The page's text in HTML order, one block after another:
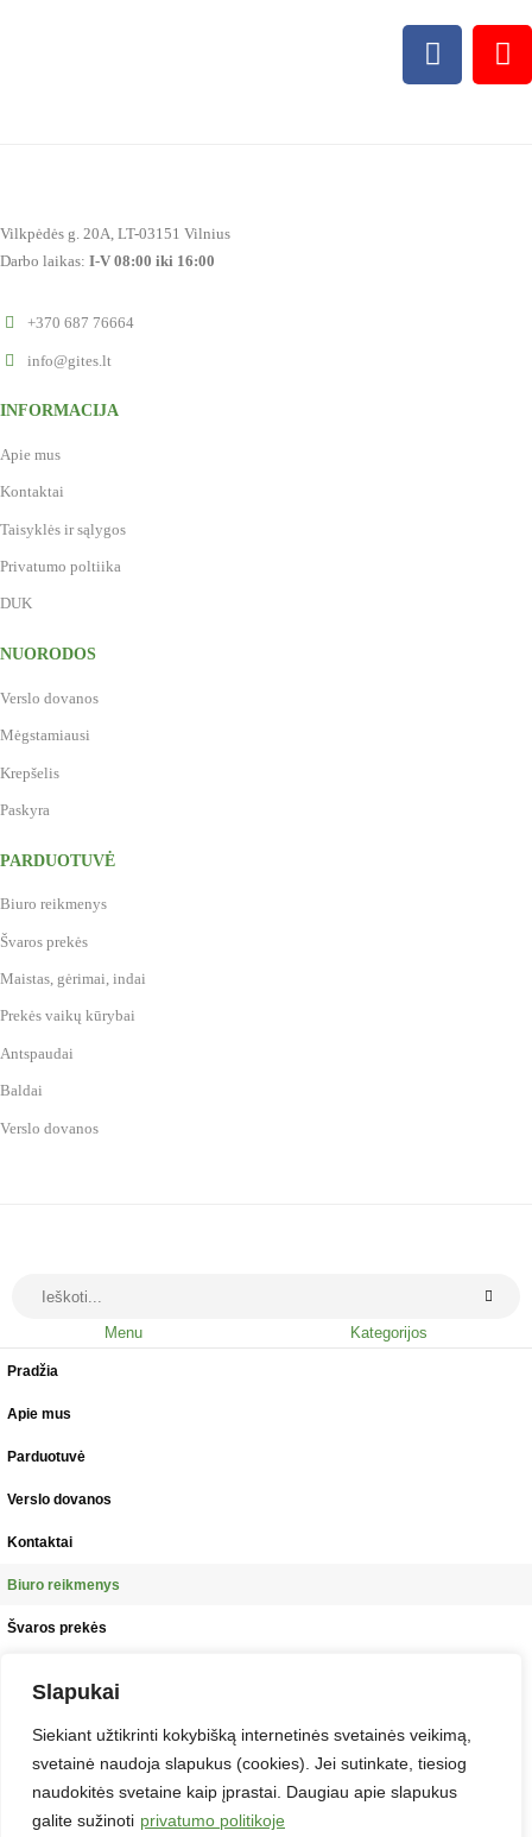
Slapukai
Siekiant užtikrinti kokybišką internetinės svetainės veikimą,
svetainė naudoja slapukus (cookies). Jei sutinkate, tiesiog
naudokitės svetaine kaip įprastai. Daugiau apie slapukus
galite sužinoti privatumo politikoje
Vilkpėdės g. 20A, LT-03151 Vilnius
Darbo laikas: I-V 08:00 iki 16:00
+370 687 76664
info@gites.lt
INFORMACIJA
Apie mus
Kontaktai
Taisyklės ir sąlygos
Privatumo poltiika
DUK
NUORODOS
Verslo dovanos
Mėgstamiausi
Krepšelis
Paskyra
PARDUOTUVĖ
Biuro reikmenys
Švaros prekės
Maistas, gėrimai, indai
Prekės vaikų kūrybai
Antspaudai
Baldai
Verslo dovanos
Menu Kategorijos
Pradžia
Apie mus
Parduotuvė
Verslo dovanos
Kontaktai
Biuro reikmenys
Švaros prekės
Antspaudai
Baldai